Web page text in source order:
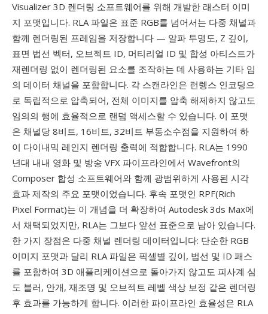
Visualizer 3D 렌더링 소프트웨어를 위해 개발한 래스터 이미
지 포맷입니다. RLA 파일은 표준 RGB를 넘어서는 다중 채널과
함께 렌더링된 프레임을 저장합니다 — 알파 투명도, Z 깊이,
표면 법선 벡터, 오브젝트 ID, 머티리얼 ID 및 합성 아티스트가
재렌더링 없이 렌더링된 요소를 조작하는 데 사용하는 기타 임
의 데이터 채널을 포함합니다. 각 스캔라인은 런렝스 인코딩으
로 독립적으로 압축되어, 전체 이미지를 압축 해제하지 않고도
임의의 행에 효율적으로 랜덤 액세스할 수 있습니다. 이 포맷
은 채널당 8비트, 16비트, 32비트 부동소수점을 지원하여 하
이 다이내믹 레인지 렌더링 출력에 적합합니다. RLA는 1990
년대 내내 영화 및 방송 VFX 파이프라인에서 Wavefront의
Composer 합성 소프트웨어와 함께 광범위하게 사용된 시각
효과 제작의 주요 포맷이었습니다. 후속 포맷인 RPF(Rich
Pixel Format)는 이 개념을 더 확장하여 Autodesk 3ds Max에
서 채택되었지만, RLA는 그보다 앞선 표준으로 남아 있습니다.
한 가지 장점은 다중 채널 렌더링 데이터입니다: 단순한 RGB
이미지 포맷과 달리 RLA 파일은 픽셀별 깊이, 법선 및 ID 패스
를 포함하여 3D 애플리케이션으로 돌아가지 않고도 피사계 심
도 블러, 안개, 재조명 및 오브젝트 레벨 색상 보정 같은 렌더링
후 효과를 가능하게 합니다. 이러한 파이프라인 효율성은 RLA